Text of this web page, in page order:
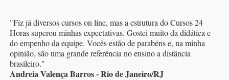
"Fiz já diversos cursos on line, mas a estrutura do Cursos 24
Horas superou minhas expectativas. Gostei muito da didática e
do empenho da equipe. Vocês estão de parabéns e, na minha
opinião, são uma grande referência no ensino a distância
brasileiro."
Andreia Valença Barros - Rio de Janeiro/RJ